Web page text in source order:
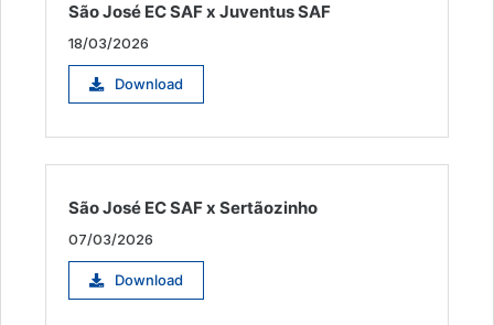
São José EC SAF x Juventus SAF
18/03/2026
Download
São José EC SAF x Sertãozinho
07/03/2026
Download